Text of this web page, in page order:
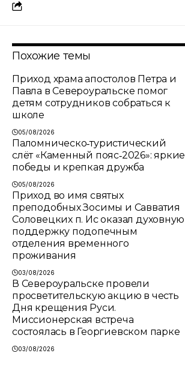
Похожие темы
Приход храма апостолов Петра и
Павла в Североуральске помог
детям сотрудников собраться к
школе
05/08/2026
Паломническо‑туристический
слёт «Каменный пояс‑2026»: яркие
победы и крепкая дружба
05/08/2026
Приход во имя святых
преподобных Зосимы и Савватия
Соловецких п. Ис оказал духовную
поддержку подопечным
отделения временного
проживания
03/08/2026
В Североуральске провели
просветительскую акцию в честь
Дня крещения Руси.
Миссионерская встреча
состоялась в Георгиевском парке
03/08/2026